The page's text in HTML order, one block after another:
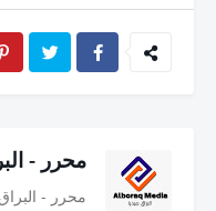
محرر -
محرر -